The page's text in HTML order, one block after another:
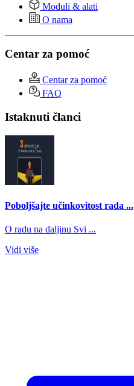
Moduli & alati
O nama
Centar za pomoć
Centar za pomoć
FAQ
Istaknuti članci
Poboljšajte učinkovitost rada ...
O radu na daljinu Svi ...
Vidi više